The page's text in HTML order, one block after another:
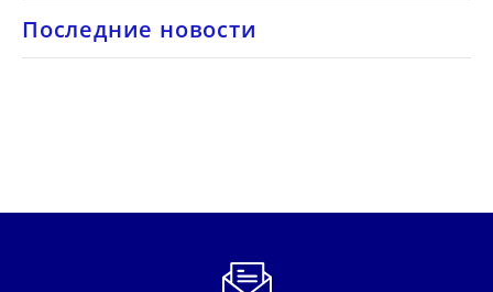
Последние новости